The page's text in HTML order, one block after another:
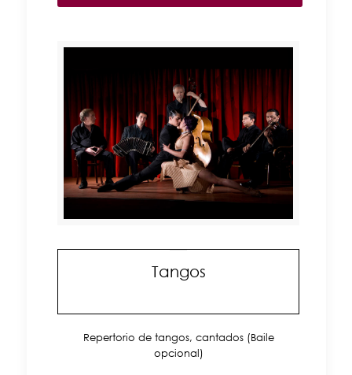
Tangos
Repertorio de tangos, cantados (Baile
opcional)